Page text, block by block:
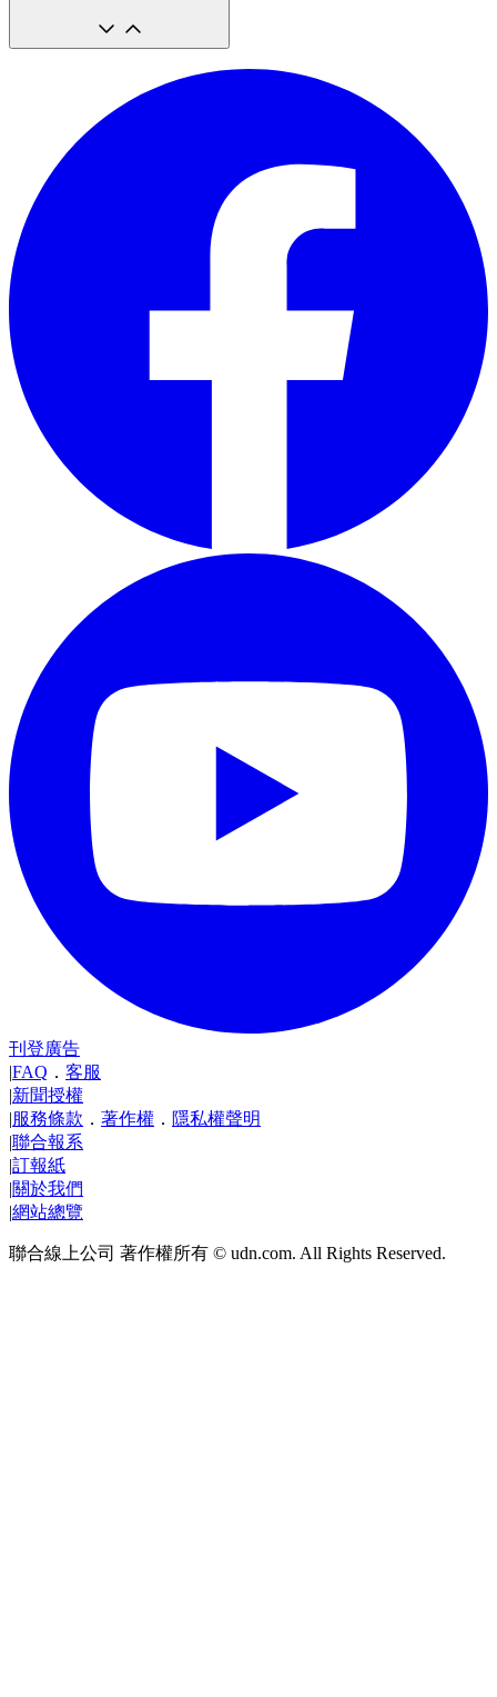
刊登廣告
|FAQ ． 客服
|新聞授權
|服務條款 ． 著作權 ． 隱私權聲明
|聯合報系
|訂報紙
|關於我們
|網站總覽
聯合線上公司 著作權所有 © udn.com. All Rights Reserved.